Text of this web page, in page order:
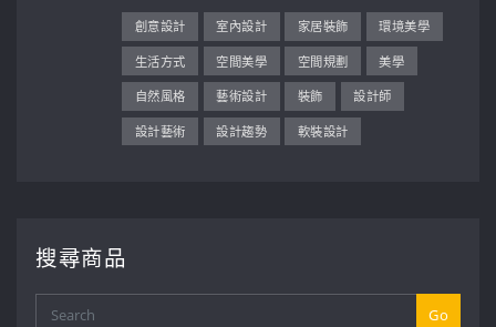
創意設計 室內設計 家居裝飾 環境美學
生活方式 空間美學 空間規劃 美學
自然風格 藝術設計 裝飾 設計師
設計藝術 設計趨勢 軟裝設計
搜尋商品
Go